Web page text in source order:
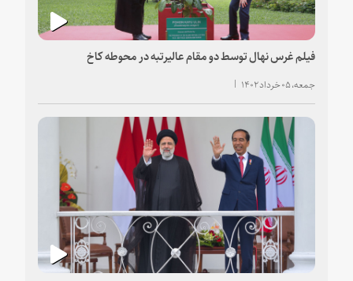
فیلم غرس نهال توسط دو مقام عاليرتبه در محوطه کاخ
جمعه، ۰۵ خرداد ۱۴۰۲